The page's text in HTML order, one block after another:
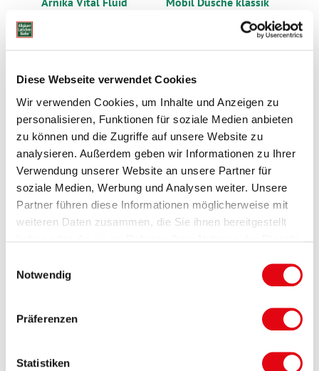
Diese Webseite verwendet Cookies
Wir verwenden Cookies, um Inhalte und Anzeigen zu
personalisieren, Funktionen für soziale Medien anbieten
zu können und die Zugriffe auf unsere Website zu
analysieren. Außerdem geben wir Informationen zu Ihrer
Verwendung unserer Website an unsere Partner für
soziale Medien, Werbung und Analysen weiter. Unsere
Partner führen diese Informationen möglicherweise mit
weiteren Daten zusammen, die Sie ihnen bereitgestellt
Cookies, wenn Sie unsere Webseite weiterhin nutzen.
Notwendig
Präferenzen
Statistiken
Mobil Einreibung Extra
Stark
Einreibung extra stark -
wohlig & warm